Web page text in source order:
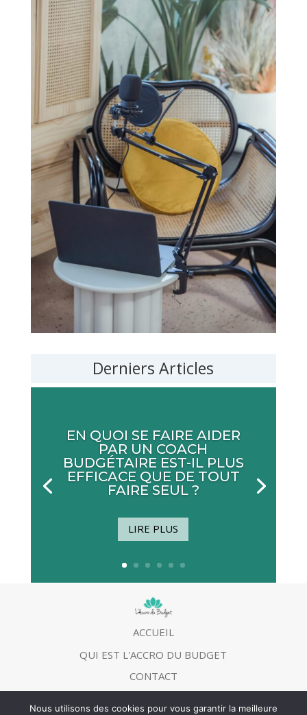
Derniers Articles
EN QUOI SE FAIRE AIDER
PAR UN COACH
BUDGÉTAIRE EST-IL PLUS
EFFICACE QUE DE TOUT
FAIRE SEUL ?
LIRE PLUS
ACCUEIL
QUI EST L'ACCRO DU BUDGET
CONTACT
Nous utilisons des cookies pour vous garantir la meilleure